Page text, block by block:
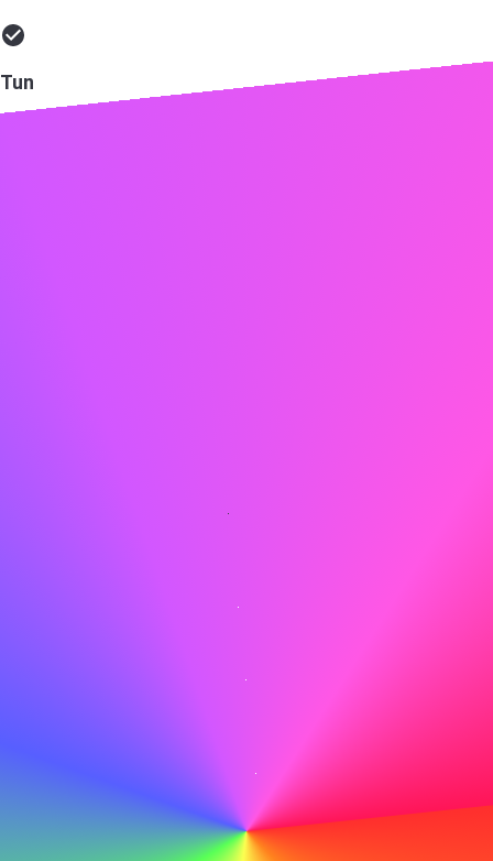
Tun
sorgfältig durch, um Tippfehler oder Fehler zu vermeiden,
Mit meinen technischen Fähigkeiten und meiner